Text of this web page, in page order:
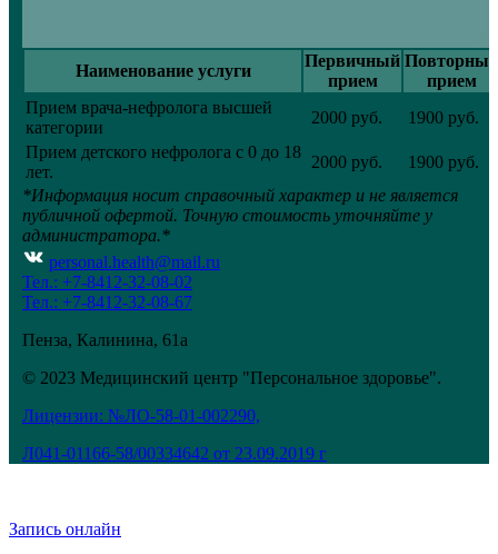
Наименование услуги
Первичный
прием
Повторный
прием
Прием врача-нефролога высшей
категории
2000 руб.
1900 руб.
Прием детского нефролога с 0 до 18
лет.
2000 руб.
1900 руб.
*Информация носит справочный характер и не является
публичной офертой. Точную стоимость уточняйте у
администратора.*
personal.health@mail.ru
Тел.: +7-8412-32-08-02
Тел.: +7-8412-32-08-67
Пенза, Калинина, 61а
© 2023 Медицинский центр "Персональное здоровье".
Лицензии: №ЛО-58-01-002290,
Л041-01166-58/00334642 от 23.09.2019 г
Запись онлайн